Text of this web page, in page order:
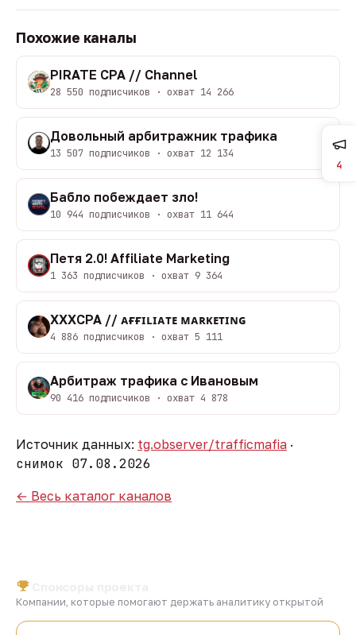
Похожие каналы
PIRATE CPA // Channel
28 550 подписчиков · охват 14 266
Довольный арбитражник трафика
13 507 подписчиков · охват 12 134
Бабло побеждает зло!
10 944 подписчиков · охват 11 644
Петя 2.0! Affiliate Marketing
1 363 подписчиков · охват 9 364
XXXCPA // ᴀғғɪʟɪᴀᴛᴇ ᴍᴀʀᴋᴇᴛɪɴɢ
4 886 подписчиков · охват 5 111
Арбитраж трафика с Ивановым
90 416 подписчиков · охват 4 878
Источник данных: tg.observer/trafficmafia ·
снимок 07.08.2026
← Весь каталог каналов
4
Компании, которые помогают держать аналитику открытой